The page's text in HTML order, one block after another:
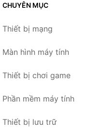
CHUYÊN MỤC
Thiết bị mạng
Màn hình máy tính
Thiết bị chơi game
Phần mềm máy tính
Thiết bị lưu trữ